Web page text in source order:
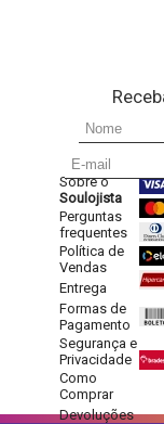
Sobre o
Soulojista
Perguntas
frequentes
Política de
Vendas
Entrega
Formas de
Pagamento
Segurança e
Privacidade
Como
Comprar
Devoluções